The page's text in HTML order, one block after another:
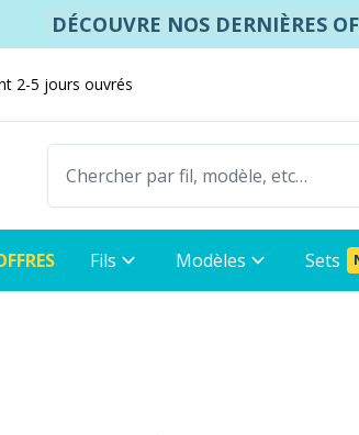
DÉCOUVRE NOS DERNIÈRES
seulement 3,99 €
2-5 jours ouvrés
Fils Modèles Sets